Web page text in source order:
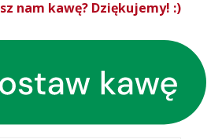
nam kawę? Dziękujemy! :)